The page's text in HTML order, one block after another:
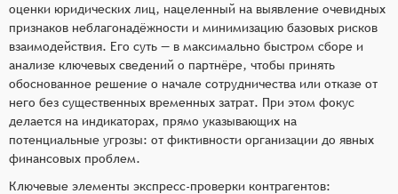
«чёрным» реестрам с актуализацией в режиме
реального времени,
формирование сжатого структурированного
отчёта с ключевыми индикаторами риска за
минимально возможное время (до 1–2 минут).
оценки юридических лиц, нацеленный на выявление очевидных
признаков неблагонадёжности и минимизацию базовых рисков
взаимодействия. Его суть — в максимально быстром сборе и
анализе ключевых сведений о партнёре, чтобы принять
обоснованное решение о начале сотрудничества или отказе от
него без существенных временных затрат. При этом фокус
делается на индикаторах, прямо указывающих на
потенциальные угрозы: от фиктивности организации до явных
финансовых проблем.
Ключевые элементы экспресс-проверки контрагентов: